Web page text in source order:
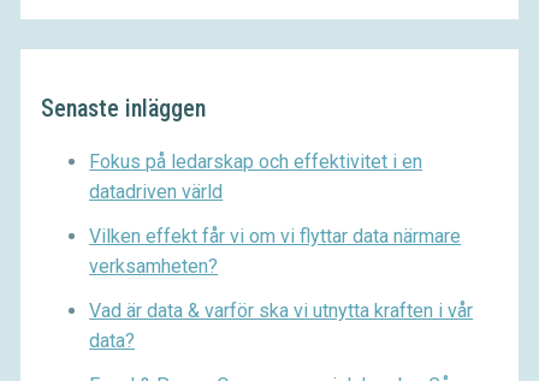
Senaste inläggen
Fokus på ledarskap och effektivitet i en
datadriven värld
Vilken effekt får vi om vi flyttar data närmare
verksamheten?
Vad är data & varför ska vi utnytta kraften i vår
data?